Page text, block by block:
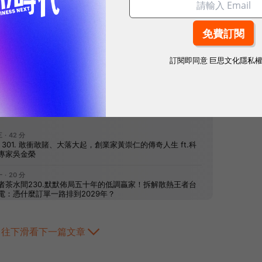
往下滑看下一篇文章
訂閱即同意 巨思文化隱私